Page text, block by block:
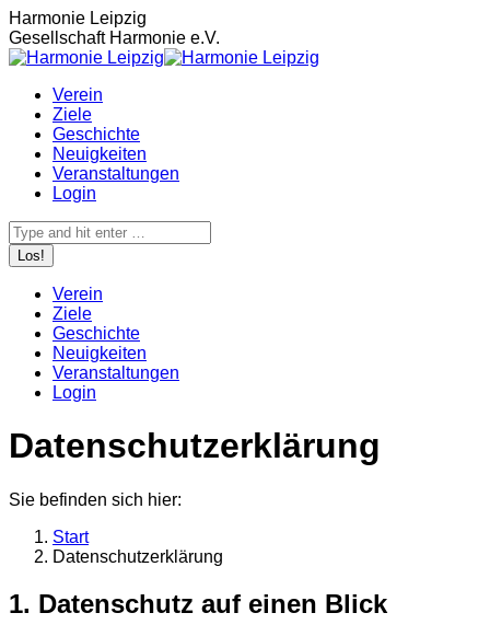
Zum
Inhalt
springen
Harmonie Leipzig
Gesellschaft Harmonie e.V.
Verein
Ziele
Geschichte
Neuigkeiten
Veranstaltungen
Login
Search:
Verein
Ziele
Geschichte
Neuigkeiten
Veranstaltungen
Login
Datenschutzerklärung
Sie befinden sich hier:
Start
Datenschutzerklärung
1. Datenschutz auf einen Blick